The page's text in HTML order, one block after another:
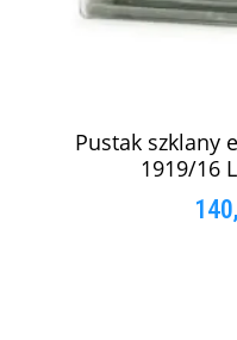
Pustak szklany
1919/16